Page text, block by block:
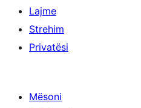
Lajme
Strehim
Privatësi
Mësoni